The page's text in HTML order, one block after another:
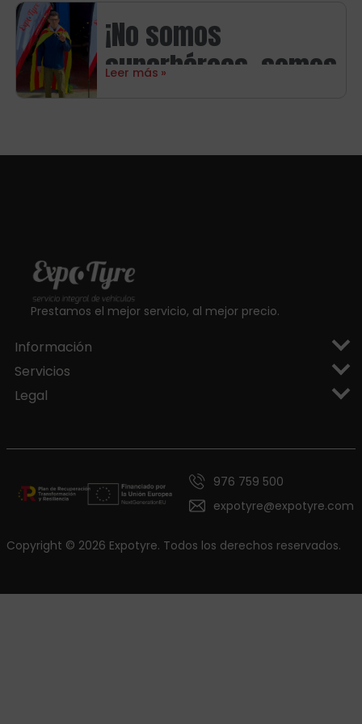
neumáticos
Michelin
¡No somos
superhéroes, somos
Leer más
Prestamos el mejor servicio, al mejor precio.
Información
Servicios
Legal
976 759 500
expotyre@expotyre.com
Copyright © 2026 Expotyre. Todos los derechos reservados.